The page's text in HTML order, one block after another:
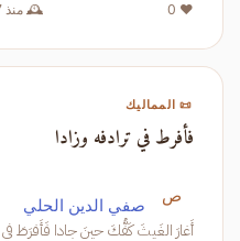
❤️ 0 🕰️ منذ 677 عام
📜 المماليك
فأفرط في ترادفه وزادا
ص صفي الدين الحلي